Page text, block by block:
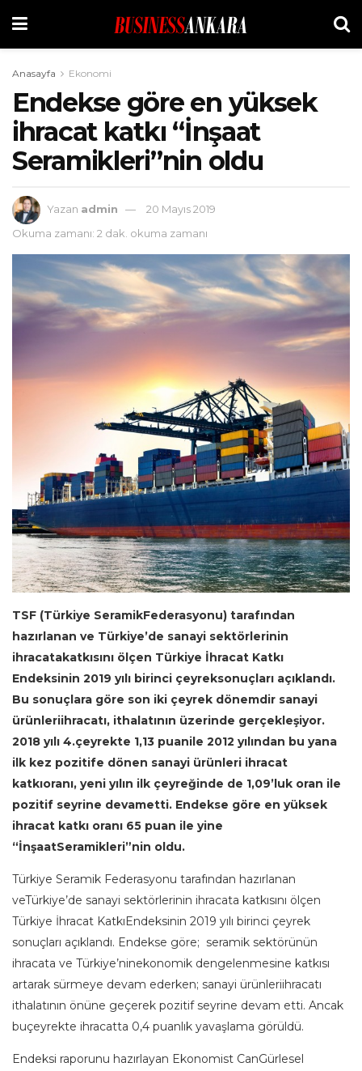
Anasayfa Ekonomi
Endekse göre en yüksek
ihracat katkı “İnşaat
Seramikleri”nin oldu
Yazan admin
20 Mayıs 2019
Okuma zamanı: 2 dak. okuma zamanı
TSF (Türkiye SeramikFederasyonu) tarafından
hazırlanan ve Türkiye’de sanayi sektörlerinin
ihracatakatkısını ölçen Türkiye İhracat Katkı
Endeksinin 2019 yılı birinci çeyreksonuçları açıklandı.
Bu sonuçlara göre son iki çeyrek dönemdir sanayi
ürünleriihracatı, ithalatının üzerinde gerçekleşiyor.
2018 yılı 4.çeyrekte 1,13 puanile 2012 yılından bu yana
ilk kez pozitife dönen sanayi ürünleri ihracat
katkıoranı, yeni yılın ilk çeyreğinde de 1,09’luk oran ile
pozitif seyrine devametti. Endekse göre en yüksek
ihracat katkı oranı 65 puan ile yine
“İnşaatSeramikleri”nin oldu.
Türkiye Seramik Federasyonu tarafından hazırlanan
veTürkiye’de sanayi sektörlerinin ihracata katkısını ölçen
Türkiye İhracat KatkıEndeksinin 2019 yılı birinci çeyrek
sonuçları açıklandı. Endekse göre; seramik sektörünün
ihracata ve Türkiye’ninekonomik dengelenmesine katkısı
artarak sürmeye devam ederken; sanayi ürünleriihracatı
ithalatının önüne geçerek pozitif seyrine devam etti. Ancak
buçeyrekte ihracatta 0,4 puanlık yavaşlama görüldü.
Endeksi raporunu hazırlayan Ekonomist CanGürlesel